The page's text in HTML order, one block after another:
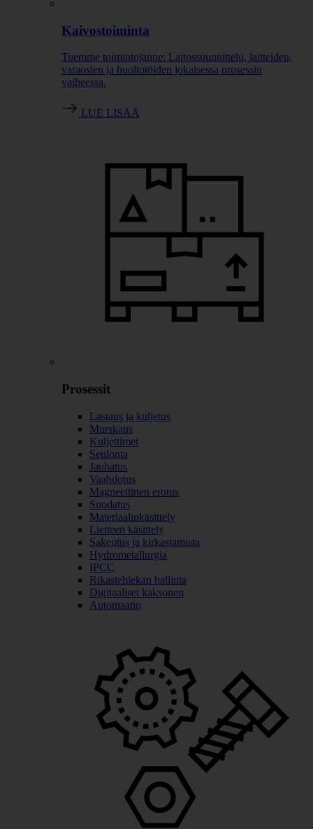
Kaivostoiminta
Tuemme toimintojanne: Laitossuunnittelu, laitteiden,
varaosien ja huoltotöiden jokaisessa prosessin
vaiheessa.
LUE LISÄÄ
Prosessit
Lastaus ja kuljetus
Murskaus
Kuljettimet
Seulonta
Jauhatus
Vaahdotus
Magneettinen erotus
Suodatus
Materiaalinkäsittely
Lietteen käsittely
Sakeutus ja kirkastamista
Hydrometallurgia
IPCC
Rikastehiekan hallinta
Digitaaliset kaksonen
Automaatio